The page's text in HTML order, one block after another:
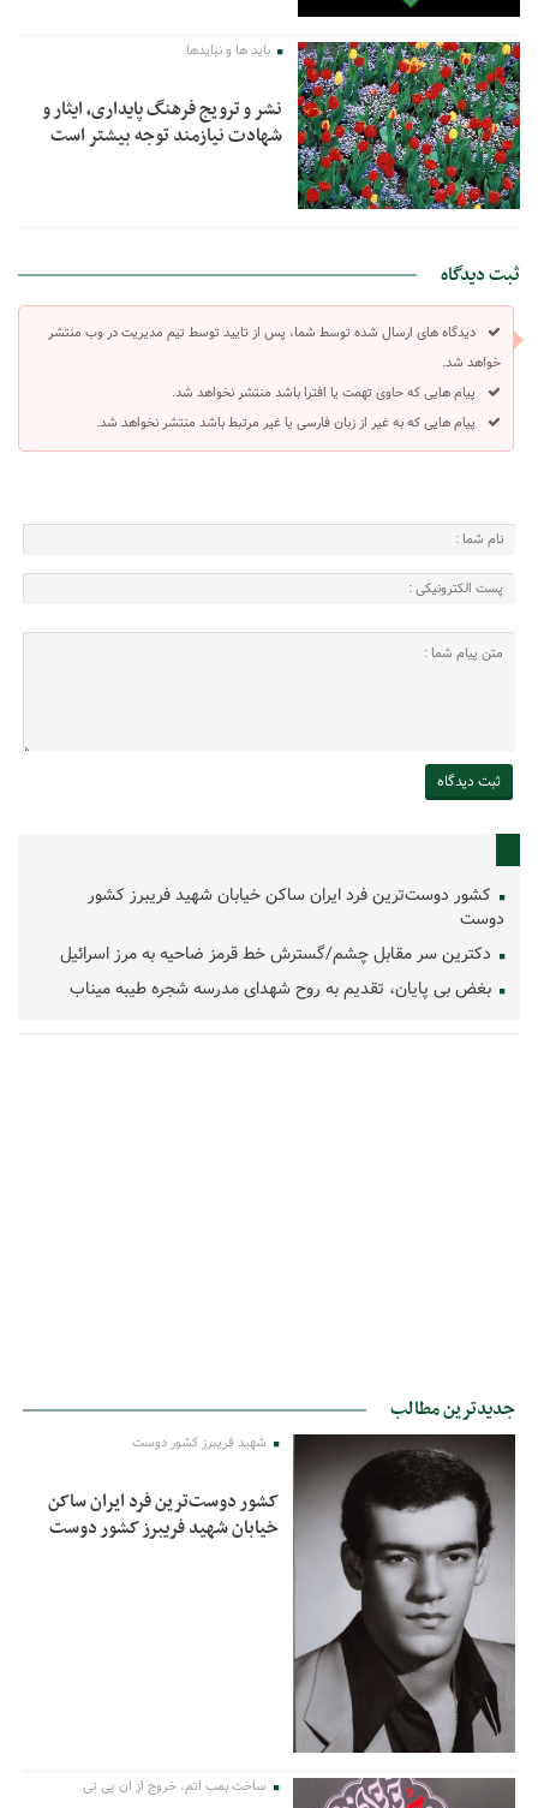
باید ها و نبایدها
نشر و ترویج فرهنگ پایداری، ایثار و
شهادت نیازمند توجه بیشتر است
ثبت دیدگاه
دیدگاه های ارسال شده توسط شما، پس از تایید توسط تیم مدیریت در وب منتشر
خواهد شد.
پیام هایی که حاوی تهمت یا افترا باشد منتشر نخواهد شد.
پیام هایی که به غیر از زبان فارسی یا غیر مرتبط باشد منتشر نخواهد شد.
کشور دوست‌ترین فرد ایران ساکن خیابان شهید فریبرز کشور
دوست
دکترین سر مقابل چشم/گسترش خط قرمز ضاحیه به مرز اسرائیل
بغض بی پایان، تقدیم به روح شهدای مدرسه شجره طیبه میناب
جدیدترین مطالب
شهید فریبرز کشور دوست
کشور دوست‌ترین فرد ایران ساکن
خیابان شهید فریبرز کشور دوست
ساخت بمب اتم، خروج از ان پی تی